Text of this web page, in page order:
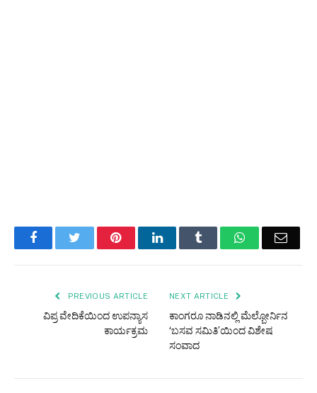
FacebookTwitter PinterestLinkedInTumblr WhatsAppEmail
PREVIOUS ARTICLE
ವಿಪ್ರ ವೇದಿಕೆಯಿಂದ ಉಪನ್ಯಾಸ
ಕಾರ್ಯಕ್ರಮ
NEXT ARTICLE
ಕಾಂಗರೂ ನಾಡಿನಲ್ಲಿ ಮೆಲ್ಬೋರ್ನಿನ
‘ಬಸವ ಸಮಿತಿ’ಯಿಂದ ವಿಶೇಷ
ಸಂವಾದ